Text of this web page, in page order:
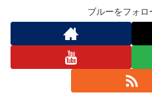
ブルーをフォロ